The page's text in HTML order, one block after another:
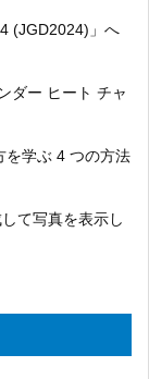
(JGD2024)」へ
ダー ヒート チャ
を学ぶ 4 つの方法
て写真を表示し